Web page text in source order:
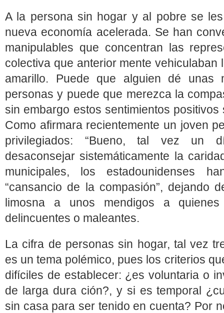
A la persona sin hogar y al pobre se
nueva economía acelerada. Se han
manipulables que concentran las
colectiva que anterior mente vehiculaban
amarillo. Puede que alguien dé unas
personas y puede que merezca la
sin embargo estos sentimientos
Como afirmara recientemente un joven
privilegiados: “Bueno, tal vez un
desaconsejar sistemáticamente la
municipales, los estadounidenses
“cansancio de la compasión”, dejando
limosna a unos mendigos a
delincuentes o maleantes.
La cifra de personas sin hogar, tal vez
es un tema polémico, pues los criterios
difíciles de establecer: ¿es voluntaria o
de larga dura ción?, y si es temporal
sin casa para ser tenido en cuenta? Por